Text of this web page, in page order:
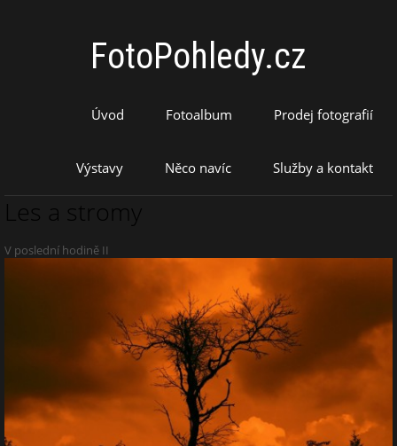
FotoPohledy.cz
Úvod Fotoalbum Prodej fotografií
Výstavy Něco navíc Služby a kontakt
Les a stromy
V poslední hodině II